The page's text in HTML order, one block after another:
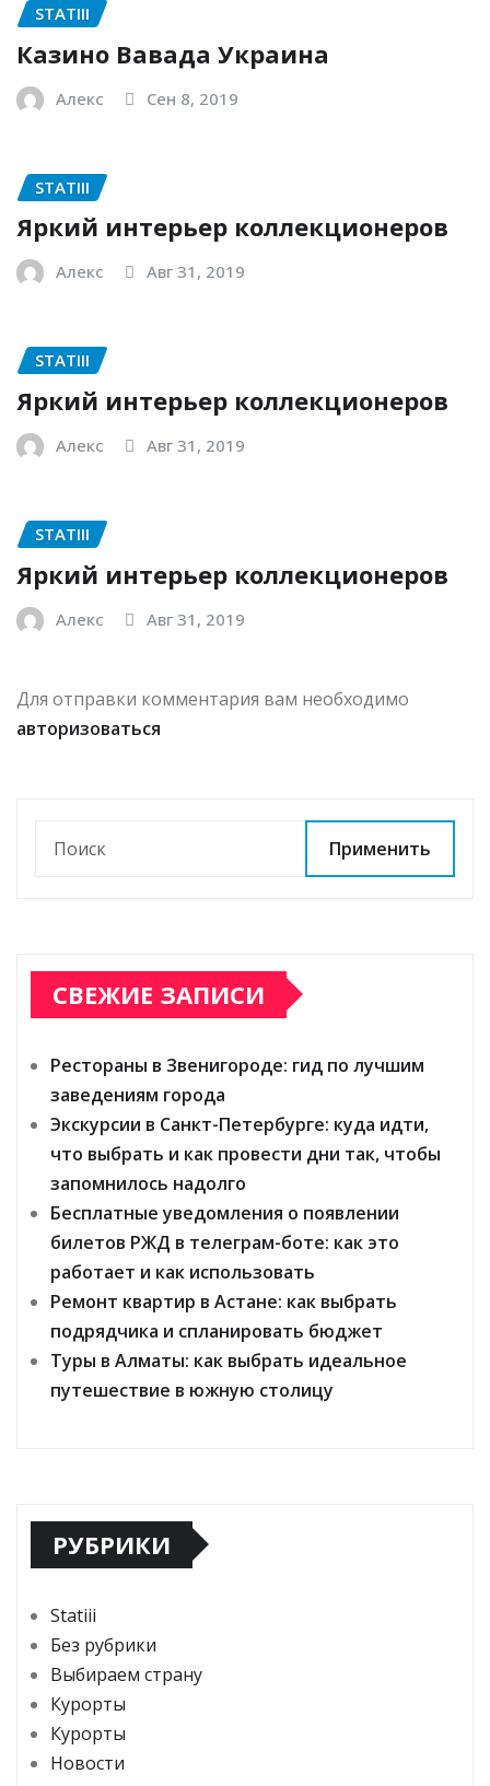
STATIII
Казино Вавада Украина
Алекс Сен 8, 2019
STATIII
Яркий интерьер коллекционеров
Алекс Авг 31, 2019
STATIII
Яркий интерьер коллекционеров
Алекс Авг 31, 2019
STATIII
Яркий интерьер коллекционеров
Алекс Авг 31, 2019
Для отправки комментария вам необходимо
авторизоваться
Применить
СВЕЖИЕ ЗАПИСИ
Рестораны в Звенигороде: гид по лучшим
заведениям города
Экскурсии в Санкт-Петербурге: куда идти,
что выбрать и как провести дни так, чтобы
запомнилось надолго
Бесплатные уведомления о появлении
билетов РЖД в телеграм-боте: как это
работает и как использовать
Ремонт квартир в Астане: как выбрать
подрядчика и спланировать бюджет
Туры в Алматы: как выбрать идеальное
путешествие в южную столицу
РУБРИКИ
Statiii
Без рубрики
Выбираем страну
Курорты
Курорты
Новости